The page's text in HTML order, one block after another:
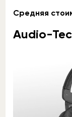
Средняя
Audio-